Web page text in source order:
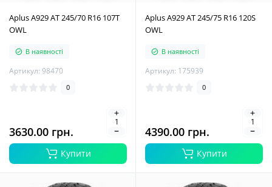
Aplus A929 AT 245/70 R16 107T
OWL
В наявності
Артикул: 98470
0
3630.00 грн.
Купити
Aplus A929 AT 245/75 R16 120S
OWL
В наявності
Артикул: 175939
0
4390.00 грн.
Купити